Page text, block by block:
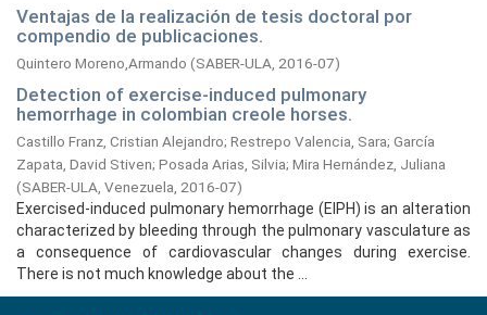
Ventajas de la realización de tesis doctoral por
compendio de publicaciones.
Quintero Moreno,Armando (SABER-ULA, 2016-07)
Detection of exercise-induced pulmonary
hemorrhage in colombian creole horses.
Castillo Franz, Cristian Alejandro; Restrepo Valencia, Sara; García
Zapata, David Stiven; Posada Arias, Silvia; Mira Hernández, Juliana
(SABER-ULA, Venezuela, 2016-07)
Exercised-induced pulmonary hemorrhage (EIPH) is an alteration
characterized by bleeding through the pulmonary vasculature as
a consequence of cardiovascular changes during exercise.
There is not much knowledge about the ...